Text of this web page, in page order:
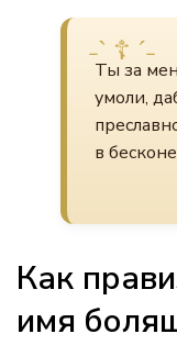
Ты за
умоли,
в
Как
имя